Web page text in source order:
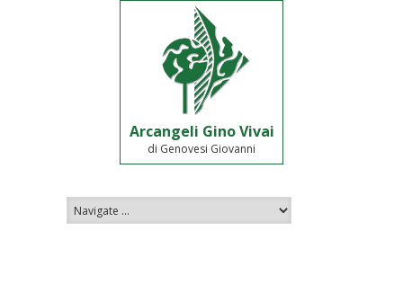
Arcangeli Gino Vivai
di Genovesi Giovanni